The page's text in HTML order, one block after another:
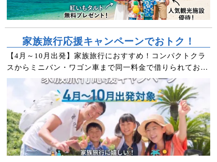
家族旅行応援キャンペーンでおトク！
【4月～10月出発】家族旅行におすすめ！コンパクトクラ
スからミニバン・ワゴン車まで同一料金で借りられておト
クな特別キャンペーン実施中♪